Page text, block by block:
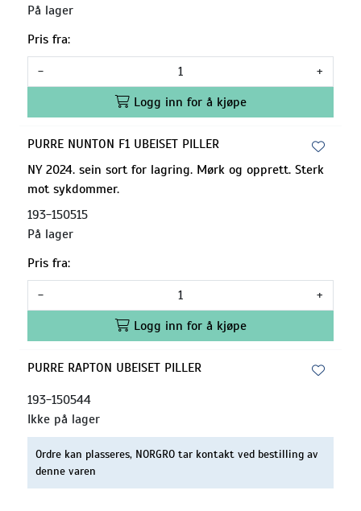
På lager
Pris fra:
-
+
Logg inn for å kjøpe
PURRE NUNTON F1 UBEISET PILLER
NY 2024. sein sort for lagring. Mørk og opprett. Sterk
mot sykdommer.
193-150515
På lager
Pris fra:
-
+
Logg inn for å kjøpe
PURRE RAPTON UBEISET PILLER
193-150544
Ikke på lager
Ordre kan plasseres, NORGRO tar kontakt ved bestilling av
denne varen